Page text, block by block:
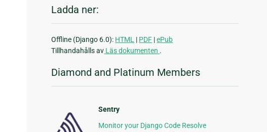
Ladda ner:
Offline (Django 6.0): HTML | PDF |ePub
Tillhandahålls av Läs dokumenten .
Diamond and Platinum Members
Sentry
Monitor your Django Code Resolve